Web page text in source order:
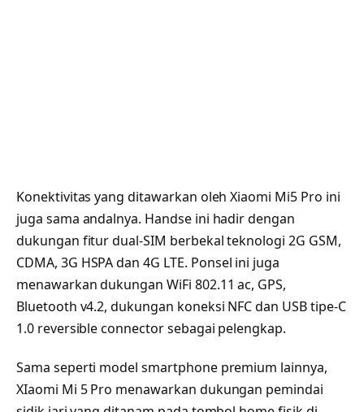
Konektivitas yang ditawarkan oleh Xiaomi Mi5 Pro ini
juga sama andalnya. Handse ini hadir dengan
dukungan fitur dual-SIM berbekal teknologi 2G GSM,
CDMA, 3G HSPA dan 4G LTE. Ponsel ini juga
menawarkan dukungan WiFi 802.11 ac, GPS,
Bluetooth v4.2, dukungan koneksi NFC dan USB tipe-C
1.0 reversible connector sebagai pelengkap.
Sama seperti model smartphone premium lainnya,
XIaomi Mi 5 Pro menawarkan dukungan pemindai